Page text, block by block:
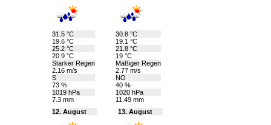
31.5 °C
19.6 °C
25.2 °C
20.9 °C
Starker Regen
2.16 m/s
S
73 %
1019 hPa
7.3 mm
30.8 °C
19.1 °C
21.8 °C
19 °C
Mäßiger Regen
2.77 m/s
NO
40 %
1020 hPa
11.49 mm
12. August
13. August